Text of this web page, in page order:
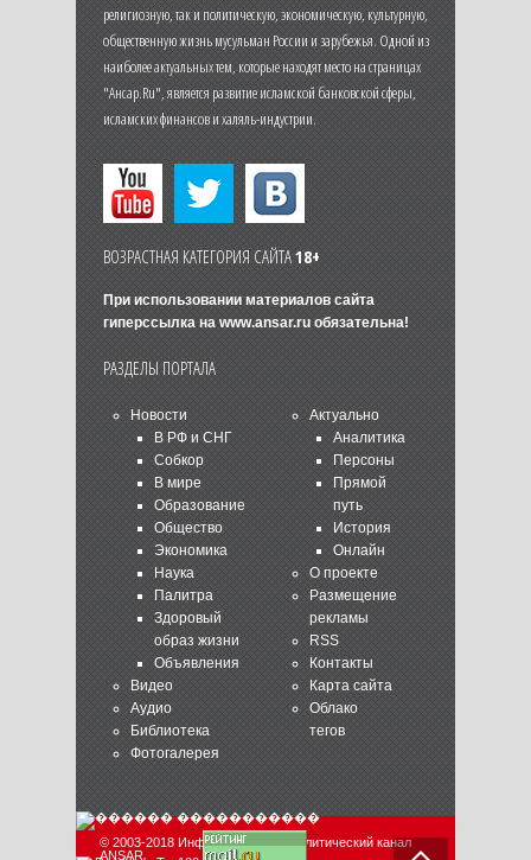
религиозную, так и политическую, экономическую, культурную,
общественную жизнь мусульман России и зарубежья. Одной из
наиболее актуальных тем, которые находят место на страницах
"Ансар.Ru", является развитие исламской банковской сферы,
исламских финансов и халяль-индустрии.
ВОЗРАСТНАЯ КАТЕГОРИЯ САЙТА18+
При использовании материалов сайта
гиперссылка на www.ansar.ruобязательна!
РАЗДЕЛЫ ПОРТАЛА
Новости
В РФ и СНГ
Собкор
В мире
Образование
Общество
Экономика
Наука
Палитра
Здоровый
образ жизни
Объявления
Видео
Аудио
Библиотека
Фотогалерея
Актуально
Аналитика
Персоны
Прямой
путь
История
Онлайн
О проекте
Размещение
рекламы
RSS
Контакты
Карта сайта
Облако
тегов
© 2003-2018 Информационно-аналитический канал
ANSAR